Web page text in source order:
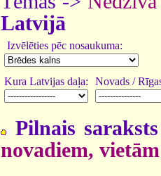
Latvijā
Izvēlēties pēc nosaukuma:
Kura Latvijas daļa: Novads /
Pilnais
novadiem, vietām